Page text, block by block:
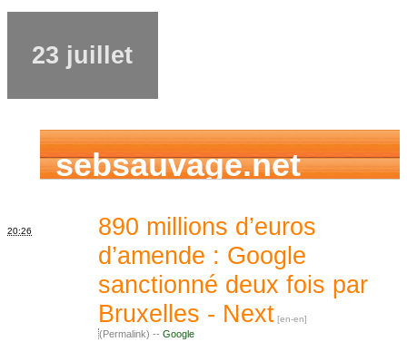
23 juillet
sebsauvage.net
20:26
890 millions d’euros
d’amende : Google
sanctionné deux fois par
Bruxelles - Next
(Permalink) -- Google